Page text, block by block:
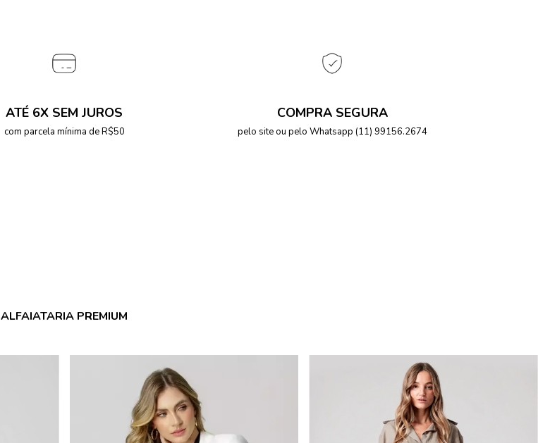
ATÉ 6X SEM JUROS
com parcela mínima de R$50
COMPRA SEGURA
pelo site ou pelo Whatsapp (11) 99156.2674
ALFAIATARIA PREMIUM